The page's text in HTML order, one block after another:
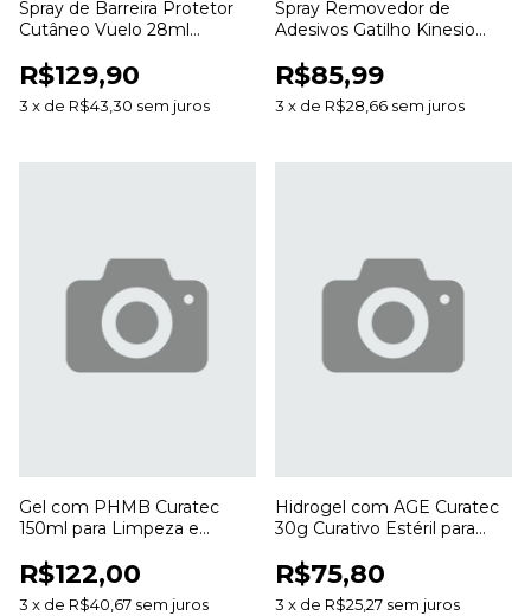
Spray de Barreira Protetor
Cutâneo Vuelo 28ml
Álcool
R$129,90
3 x de R$43,30 sem juros
Spray Removedor de
Adesivos Gatilho Kinesio
Bandagens
R$85,99
3 x de R$28,66 sem juros
Gel com PHMB Curatec
150ml para Limpeza e
R$122,00
3 x de R$40,67 sem juros
Hidrogel com AGE Curatec
30g Curativo Estéril para
Cicatrização de Feridas
R$75,80
3 x de R$25,27 sem juros